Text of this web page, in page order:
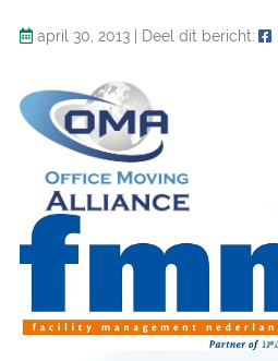
april 30, 2013 Deel dit bericht: